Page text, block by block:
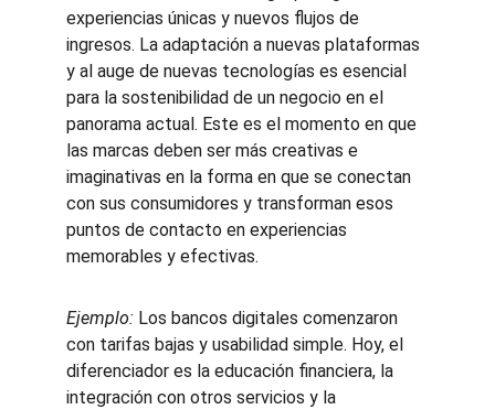
experiencias únicas y nuevos flujos de
ingresos. La adaptación a nuevas plataformas
y al auge de nuevas tecnologías es esencial
para la sostenibilidad de un negocio en el
panorama actual. Este es el momento en que
las marcas deben ser más creativas e
imaginativas en la forma en que se conectan
con sus consumidores y transforman esos
puntos de contacto en experiencias
memorables y efectivas.
Ejemplo: Los bancos digitales comenzaron
con tarifas bajas y usabilidad simple. Hoy, el
diferenciador es la educación financiera, la
integración con otros servicios y la